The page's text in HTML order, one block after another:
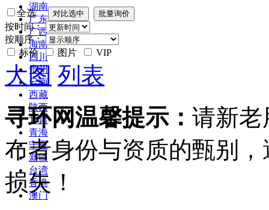
湖南
广东
广西
海南
四川
贵州
云南
西藏
陕西
甘肃
青海
宁夏
新疆
台湾
香港
澳门
全选
按时间：
按顺序：
标价
图片 VIP
大图 列表
寻环网温馨提示： 请新老
布者身份与资质的甄别
损失！